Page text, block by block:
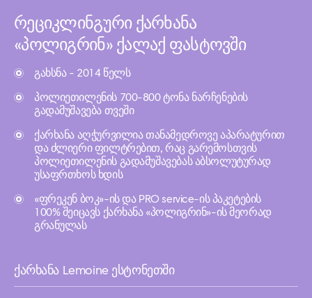
რეციკლინგური ქარხანა
«პოლიგრინ» ქალაქ ფასტოვში
გახსნა - 2014 წელს
პოლიეთილენის 700-800 ტონა ნარჩენების
გადამუშავება თვეში
ქარხანა აღჭურვილია თანამედროვე აპარატურით
და ძლიერი ფილტრებით, რაც გარემოსთვის
პოლიეთილენის გადამუშავებას აბსოლუტურად
უსაფრთხოს ხდის
«ფრეკენ ბოკ»-ის და PRO service-ის პაკეტების
100% შეიცავს ქარხანა «პოლიგრინ»-ის მეორად
გრანულას
ქარხანა Lemoine ესტონეთში